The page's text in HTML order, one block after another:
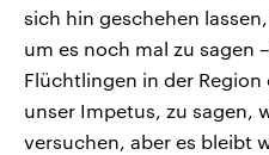
sich hin geschehen
um es noch mal zu sagen
Flüchtlingen in der
unser Impetus, zu sagen,
versuchen, aber es bleibt